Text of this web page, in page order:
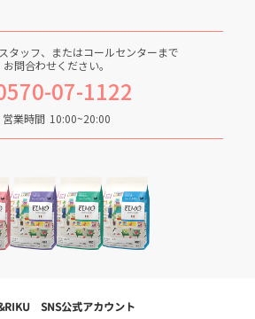
タッフ、またはコールセンターまで
お問合わせください。
07-1122
営業時間 10:00~20:00
SNS公式アカウント